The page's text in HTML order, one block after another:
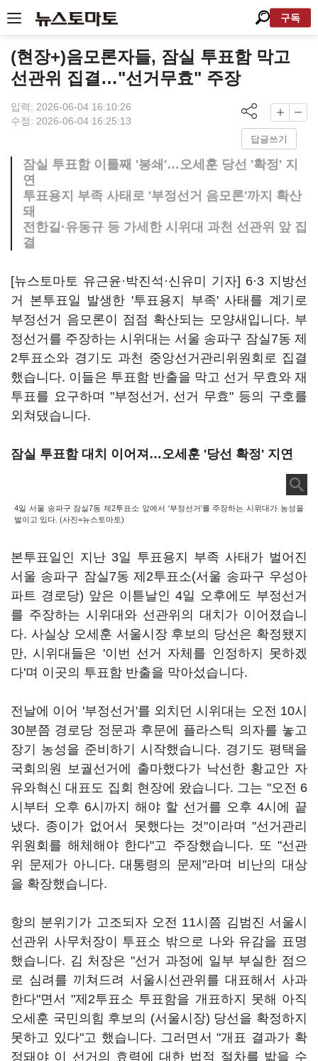
구독
(현장+)음모론자들, 잠실 투표함 막고
선관위 집결…"선거무효" 주장
입력: 2026-06-04 16:10:26
수정: 2026-06-04 16:25:13
답글쓰기
잠실 투표함 이틀째 '봉쇄'…오세훈 당선 '확정' 지
연
투표용지 부족 사태로 '부정선거 음모론'까지 확산
돼
전한길·유동규 등 가세한 시위대 과천 선관위 앞 집
결
[뉴스토마토 유근윤·박진석·신유미 기자] 6·3 지방선
거 본투표일 발생한 '투표용지 부족' 사태를 계기로
부정선거 음모론이 점점 확산되는 모양새입니다. 부
정선거를 주장하는 시위대는 서울 송파구 잠실7동 제
2투표소와 경기도 과천 중앙선거관리위원회로 집결
했습니다. 이들은 투표함 반출을 막고 선거 무효와 재
투표를 요구하며 "부정선거, 선거 무효" 등의 구호를
외쳐댔습니다.
잠실 투표함 대치 이어져…오세훈 '당선 확정' 지연
4일 서울 송파구 잠실7동 제2투표소 앞에서 '부정선거'를 주장하는 시위대가 농성을
벌이고 있다. (사진=뉴스토마토)
본투표일인 지난 3일 투표용지 부족 사태가 벌어진
서울 송파구 잠실7동 제2투표소(서울 송파구 우성아
파트 경로당) 앞은 이튿날인 4일 오후에도 부정선거
를 주장하는 시위대와 선관위의 대치가 이어졌습니
다. 사실상 오세훈 서울시장 후보의 당선은 확정됐지
만, 시위대들은 '이번 선거 자체를 인정하지 못하겠
다'며 이곳의 투표함 반출을 막아섰습니다.
전날에 이어 '부정선거'를 외치던 시위대는 오전 10시
30분쯤 경로당 정문과 후문에 플라스틱 의자를 놓고
장기 농성을 준비하기 시작했습니다. 경기도 평택을
국회의원 보궐선거에 출마했다가 낙선한 황교안 자
유와혁신 대표도 집회 현장에 왔습니다. 그는 "오전 6
시부터 오후 6시까지 해야 할 선거를 오후 4시에 끝
냈다. 종이가 없어서 못했다는 것"이라며 "선거관리
위원회를 해체해야 한다"고 주장했습니다. 또 "선관
위 문제가 아니다. 대통령의 문제"라며 비난의 대상
을 확장했습니다.
항의 분위기가 고조되자 오전 11시쯤 김범진 서울시
선관위 사무처장이 투표소 밖으로 나와 유감을 표명
했습니다. 김 처장은 "선거 과정에 일부 부실한 점으
로 심려를 끼쳐드려 서울시선관위를 대표해서 사과
한다"면서 "제2투표소 투표함을 개표하지 못해 아직
오세훈 국민의힘 후보의 (서울시장) 당선을 확정하지
못하고 있다"고 했습니다. 그러면서 "개표 결과가 확
정돼야 이 선거의 효력에 대한 법적 절차를 밟을 수